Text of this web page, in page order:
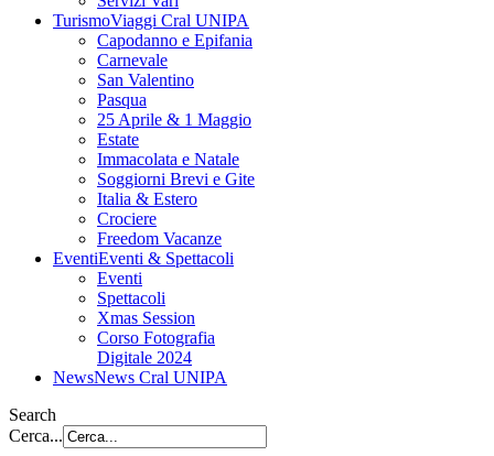
TurismoViaggi Cral UNIPA
Capodanno e Epifania
Carnevale
San Valentino
Pasqua
25 Aprile & 1 Maggio
Estate
Immacolata e Natale
Soggiorni Brevi e Gite
Italia & Estero
Crociere
Freedom Vacanze
EventiEventi & Spettacoli
Eventi
Spettacoli
Xmas Session
Corso Fotografia
Digitale 2024
NewsNews Cral UNIPA
Search
Cerca...